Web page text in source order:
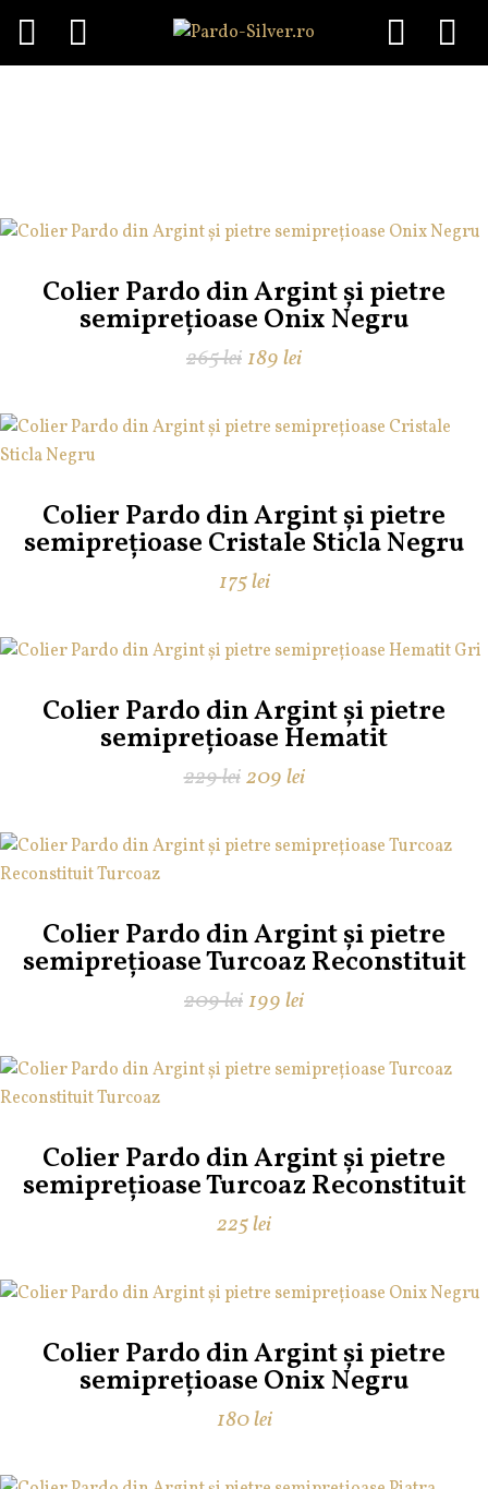
Menu
Colier Pardo din Argint și pietre
semiprețioase Onix Negru
265lei Prețul
inițial
fost:
265 lei.
189leiPrețul
189 lei.
Colier Pardo din Argint și pietre
semiprețioase Cristale Sticla Negru
175lei
Colier Pardo din Argint și pietre
semiprețioase Hematit
229lei Prețul
inițial
fost:
229 lei.
209leiPrețul
209 lei.
Colier Pardo din Argint și pietre
semiprețioase Turcoaz Reconstituit
209lei Prețul
inițial
fost:
209 lei.
199leiPrețul
199 lei.
Colier Pardo din Argint și pietre
semiprețioase Turcoaz Reconstituit
225lei
Colier Pardo din Argint și pietre
semiprețioase Onix Negru
180lei